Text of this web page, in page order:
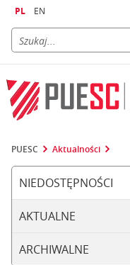
PL EN
PUESC Aktualności
NIEDOSTĘPNOŚCI
AKTUALNE
ARCHIWALNE